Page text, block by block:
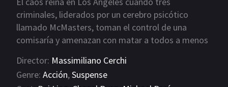
2019 2018
2014 2006
2002 2001
criminales, liderados por un cerebro psicótico
llamado McMasters, toman el control de una
comisaría y amenazan con matar a todos a menos
del FBI, Roger Kinkaid, usa su amplio conocimiento
en un intento por burlar a los criminales y salvar a
Director: Massimiliano Cerchi
Genre: Acción,Suspense